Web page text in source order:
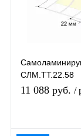
СЛМ.ТТ.22.58
11 088 руб. /